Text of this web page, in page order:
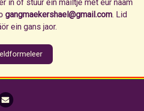
in of stuur ein mailtje mèt eur naam
gangmaekershael@gmail.com. Lid
ein gans jaor.